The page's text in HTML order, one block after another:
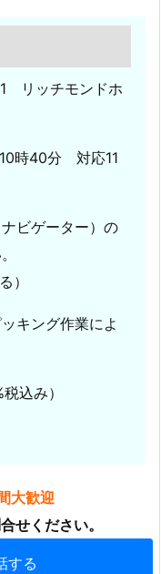
リッチモンドホ
時40分 対応11
ビゲーター）の
）
キング作業によ
込み）
大歓迎
せください。
する